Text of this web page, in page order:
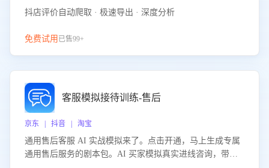
抖店评价自动爬取 · 极速导出 · 深度分析
免费试用 已售99+
客服模拟接待训练-售后
京东 | 抖音 | 淘宝
通用售后客服 AI 实战模拟来了。点击开通，马上生成专属
通用售后服务的剧本包。AI 买家模拟真实进线咨询，带您